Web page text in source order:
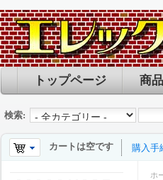
トップページ 商
検索:
カートは空です 購入手
ホ